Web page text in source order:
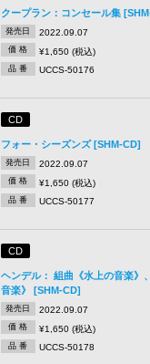
クープラン：コンセール集
発売日 2022.09.07
価 格 ¥1,650 (税込)
品 番 UCCS-50176
CD
フォー・シーズンズ [SHM-CD]
発売日 2022.09.07
価 格 ¥1,650 (税込)
品 番 UCCS-50177
CD
ヘンデル： 組曲《水上の音楽》
音楽》 [SHM-CD]
発売日 2022.09.07
価 格 ¥1,650 (税込)
品 番 UCCS-50178